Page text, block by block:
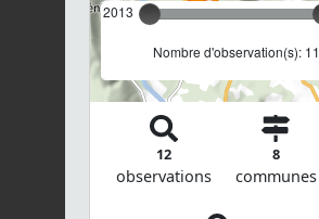
2013
Nombre d'observation(s): 11
12
observations
8
communes